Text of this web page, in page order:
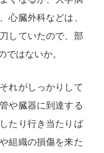
心臓外科などは、
していたので、部
ではないか。
れがしっかりして
や臓器に到達する
たり行き当たりば
組織の損傷を来た